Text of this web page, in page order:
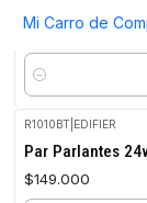
Mi Carro de
$179.000
Cantidad
R1010BT| EDIFIER
Par Parlantes
$149.000